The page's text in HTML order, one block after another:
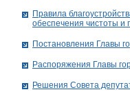
Правила
обеспечения чистоты и
Постановления Главы
Распоряжения Главы
Решения Совета